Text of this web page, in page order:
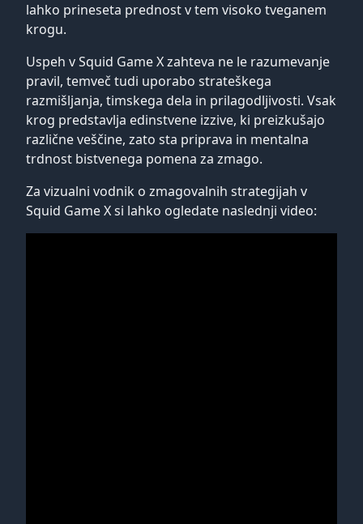
lahko prineseta prednost v tem visoko tveganem
krogu.
Uspeh v Squid Game X zahteva ne le razumevanje
pravil, temveč tudi uporabo strateškega
razmišljanja, timskega dela in prilagodljivosti. Vsak
krog predstavlja edinstvene izzive, ki preizkušajo
različne veščine, zato sta priprava in mentalna
trdnost bistvenega pomena za zmago.
Za vizualni vodnik o zmagovalnih strategijah v
Squid Game X si lahko ogledate naslednji video: